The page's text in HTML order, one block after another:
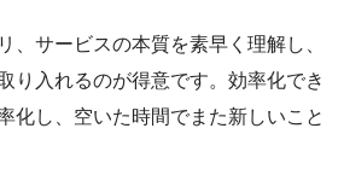
、サービスの本質を素早く理解し、
り入れるのが得意です。効率化でき
化し、空いた時間でまた新しいこと